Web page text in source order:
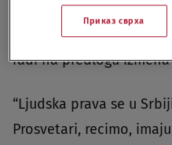
se menjaju. Jedan od
fakulteta objasnio da
radi na predlogu
“Ljudska prava se u
Prosvetari, recimo,
Приказ сврха